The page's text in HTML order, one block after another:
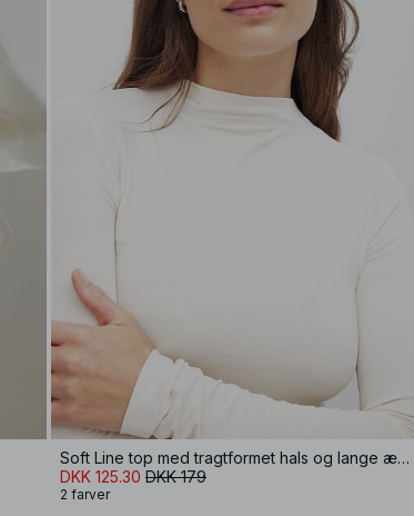
Soft Line top med tragtformet hals og lange ærmer
DKK 125.30 DKK 179
2 farver